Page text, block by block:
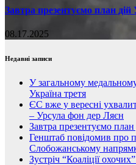
Завтра презентуємо план
08.17.2025
Недавні записи
У загальному медальному
Україна третя
ЄС вже у вересні
– Урсула фон дер Ляєн
Завтра презентуємо
Генштаб повідомив про
Слобожанському
Зустріч “Коаліції